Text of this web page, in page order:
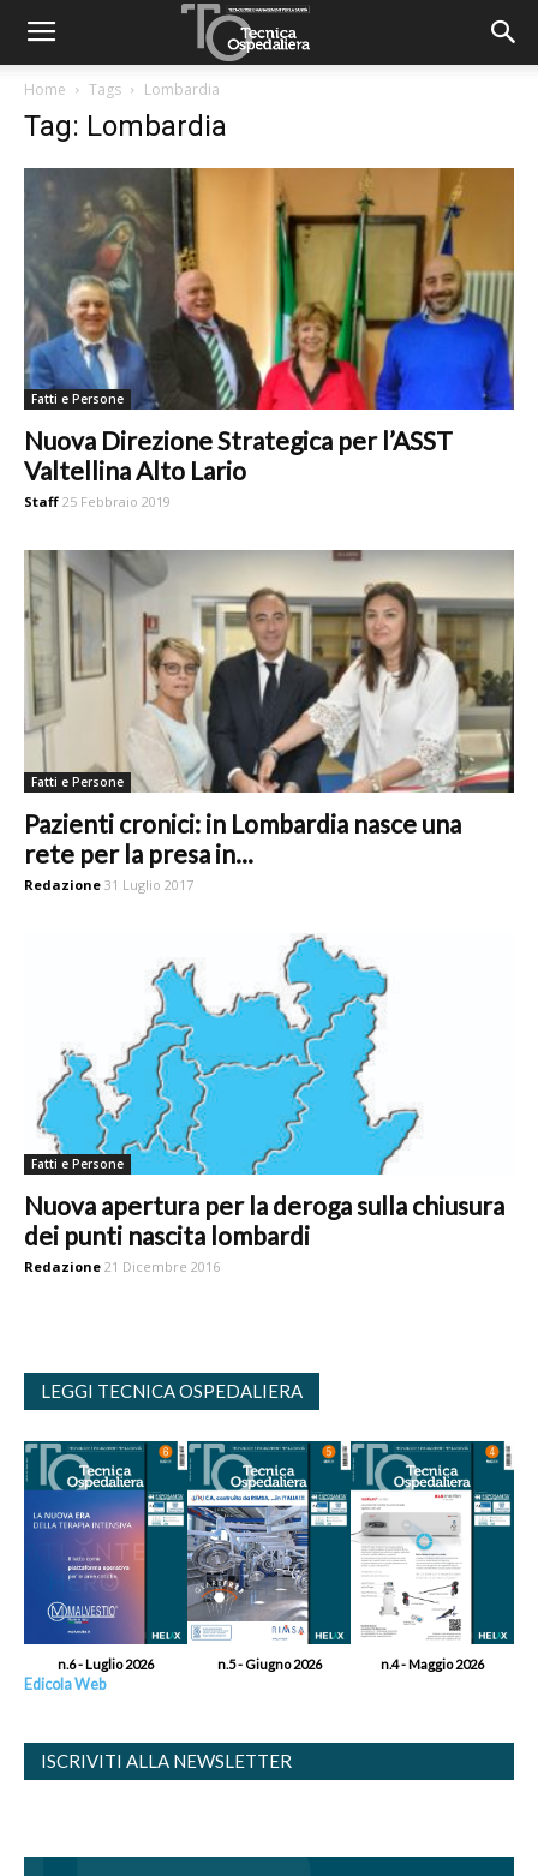
Home Tags Lombardia
Tag: Lombardia
Fatti e Persone
Nuova Direzione Strategica per l’ASST
Valtellina Alto Lario
Staff 25 Febbraio 2019
Fatti e Persone
Pazienti cronici: in Lombardia nasce una
rete per la presa in...
Redazione 31 Luglio 2017
Fatti e Persone
Nuova apertura per la deroga sulla chiusura
dei punti nascita lombardi
Redazione 21 Dicembre 2016
LEGGI TECNICA OSPEDALIERA
n.6 - Luglio 2026 n.5 - Giugno 2026 n.4 - Maggio 2026
Edicola Web
ISCRIVITI ALLA NEWSLETTER